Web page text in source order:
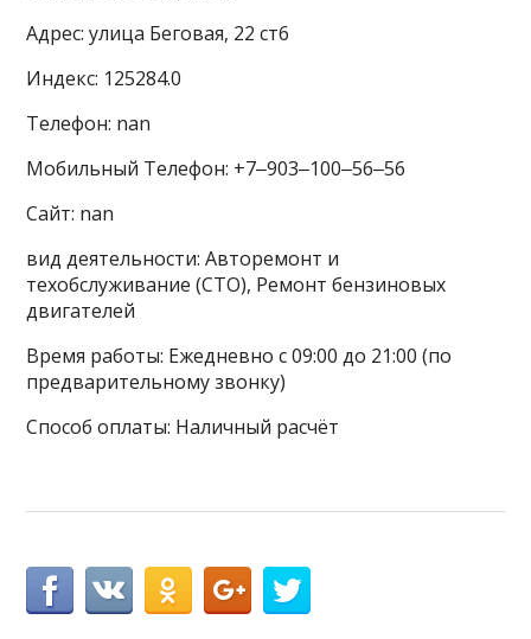
Адрес: улица Беговая, 22 ст6
Индекс: 125284.0
Телефон: nan
Мобильный Телефон: +7‒903‒100‒56‒56
Сайт: nan
вид деятельности: Авторемонт и
техобслуживание (СТО), Ремонт бензиновых
двигателей
Время работы: Ежедневно с 09:00 до 21:00 (по
предварительному звонку)
Способ оплаты: Наличный расчёт